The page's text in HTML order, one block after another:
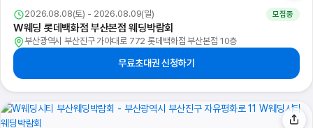
2026.08.08(토) - 2026.08.09(일) 모집중
W웨딩 롯데백화점 부산본점 웨딩박람회
부산광역시 부산진구 가야대로 772 롯데백화점 부산본점 10층
무료초대권 신청하기